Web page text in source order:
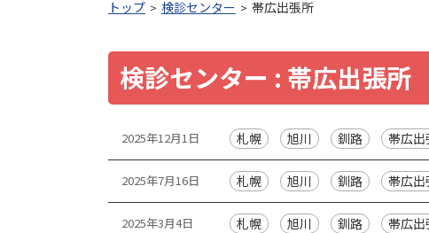
海
道
が
ん
協
会
トップ 検診センター 帯広出張所
検診センター : 帯広出張所
投
稿
一
2025年12月1日 札幌 旭川 釧路 帯広出
2025年7月16日 札幌 旭川 釧路 帯広出
2025年3月4日 札幌 旭川 釧路 帯広出